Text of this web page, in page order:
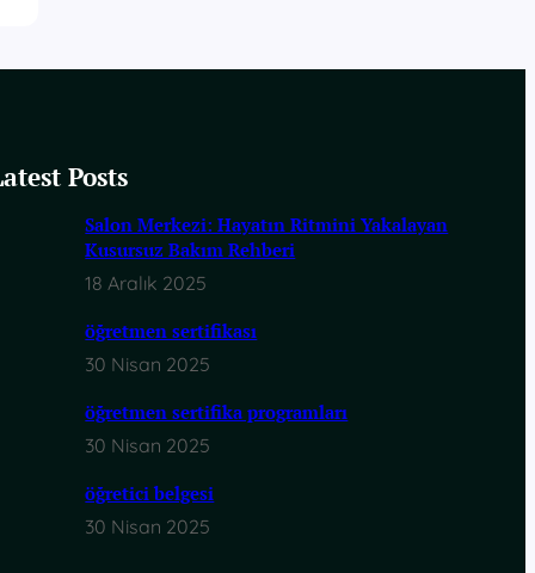
Posts
Salon Merkezi: Hayatın Ritmini Yakalayan
Kusursuz Bakım Rehberi
18 Aralık 2025
öğretmen sertifikası
30 Nisan 2025
öğretmen sertifika programları
30 Nisan 2025
öğretici belgesi
30 Nisan 2025